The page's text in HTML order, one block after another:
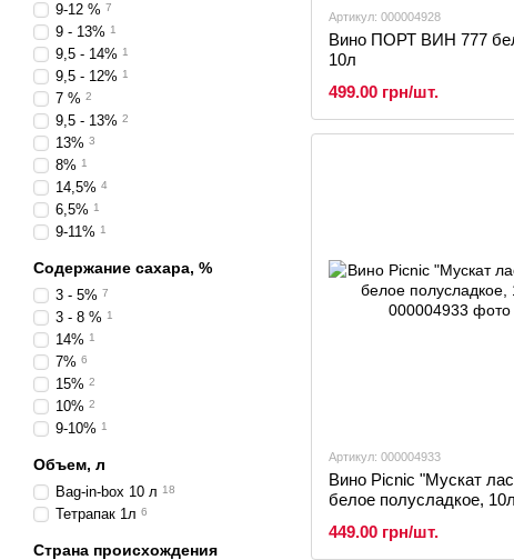
Артикул: 000004928
Вино ПОРТ ВИН 777
10л
499.00 грн/шт.
Артикул: 000004933
Вино Picnic "Мускат
белое полусладкое, 10л
449.00 грн/шт.
9-12 % 7
9 - 13% 1
9,5 - 14% 1
9,5 - 12% 1
7 % 2
9,5 - 13% 2
13% 3
8% 1
14,5% 4
6,5% 1
9-11% 1
Содержание сахара, %
3 - 5% 7
3 - 8 % 1
14% 1
7% 6
15% 2
10% 2
9-10% 1
Объем, л
Bag-in-box 10 л 18
Тетрапак 1л 6
Страна происхождения